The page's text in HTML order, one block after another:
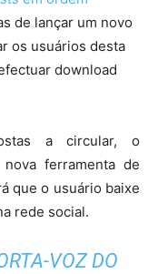
de lançar um novo
os usuários desta
download
a circular, o
ferramenta de
que o usuário baixe
rede social.
VOZ DO